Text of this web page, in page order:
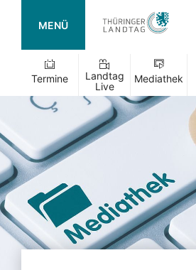
MENÜ
Termine
Landtag
Live
Mediathek